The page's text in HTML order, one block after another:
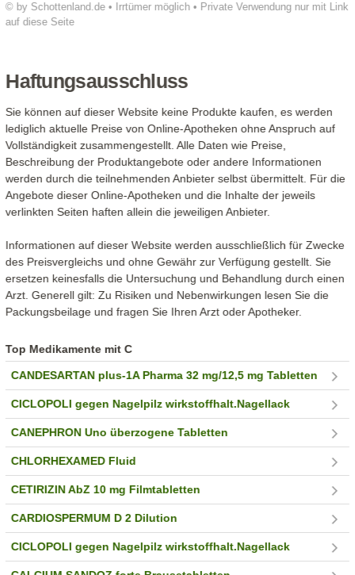
© by Schottenland.de • Irrtümer möglich • Private Verwendung nur mit Link
auf diese Seite
Haftungsausschluss
Sie können auf dieser Website keine Produkte kaufen, es werden
lediglich aktuelle Preise von Online-Apotheken ohne Anspruch auf
Vollständigkeit zusammengestellt. Alle Daten wie Preise,
Beschreibung der Produktangebote oder andere Informationen
werden durch die teilnehmenden Anbieter selbst übermittelt. Für die
Angebote dieser Online-Apotheken und die Inhalte der jeweils
verlinkten Seiten haften allein die jeweiligen Anbieter.
Informationen auf dieser Website werden ausschließlich für Zwecke
des Preisvergleichs und ohne Gewähr zur Verfügung gestellt. Sie
ersetzen keinesfalls die Untersuchung und Behandlung durch einen
Arzt. Generell gilt: Zu Risiken und Nebenwirkungen lesen Sie die
Packungsbeilage und fragen Sie Ihren Arzt oder Apotheker.
Top Medikamente mit C
CANDESARTAN plus-1A Pharma 32 mg/12,5 mg Tabletten
CICLOPOLI gegen Nagelpilz wirkstoffhalt.Nagellack
CANEPHRON Uno überzogene Tabletten
CHLORHEXAMED Fluid
CETIRIZIN AbZ 10 mg Filmtabletten
CARDIOSPERMUM D 2 Dilution
CICLOPOLI gegen Nagelpilz wirkstoffhalt.Nagellack